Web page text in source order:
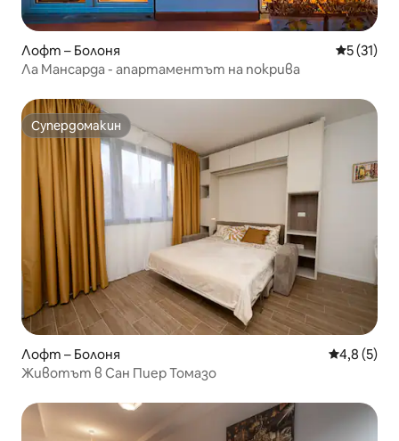
Лофт – Болоня Средна
5 (31)
Ла Мансарда - апартаментът на покрива
Супердомакин
Супердомакин
Лофт – Болоня Средна
4,8 (5)
Животът в Сан Пиер Томазо